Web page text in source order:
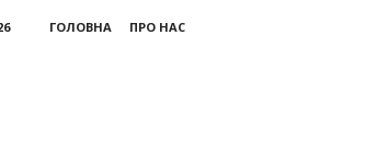
ГОЛОВНА
ПРО НАС